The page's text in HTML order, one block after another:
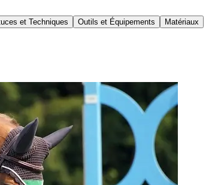
et Techniques Outils et Équipements Matériaux